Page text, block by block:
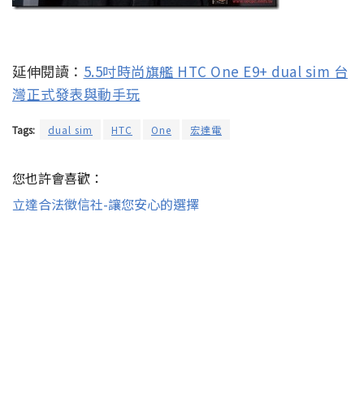
延伸閱讀： 5.5吋時尚旗艦 HTC One E9+ dual sim 台
灣正式發表與動手玩
Tags: dual sim HTC One 宏達電
您也許會喜歡：
立達合法徵信社-讓您安心的選擇